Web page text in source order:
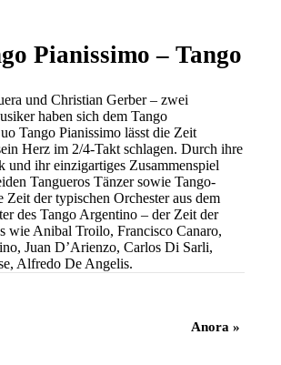
Pianissimo – Tango
und Christian Gerber – zwei
haben sich dem Tango
Tango Pianissimo lässt die Zeit
Herz im 2/4-Takt schlagen. Durch ihre
und ihr einzigartiges Zusammenspiel
Tangueros Tänzer sowie Tango-
Zeit der typischen Orchester aus dem
des Tango Argentino – der Zeit der
wie Anibal Troilo, Francisco Canaro,
Juan D’Arienzo, Carlos Di Sarli,
Alfredo De Angelis.
Anora »